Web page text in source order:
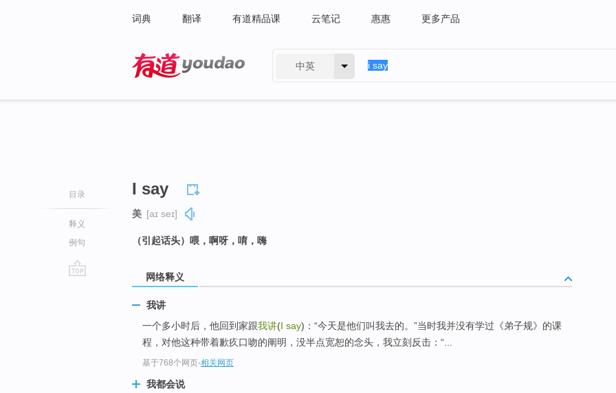
词典 翻译 有道精品课 云笔记 惠惠 更多产品
中英
目录
释义
例句
I say
美 [aɪ seɪ]
（引起话头）喂，啊呀，唷，嗨
网络释义
我讲
一个多小时后，他回到家跟我讲(I say)：“今天是他们叫我去的。”当时我并没有学过《弟子规》的课
程，对他这种带着歉疚口吻的阐明，没半点宽恕的念头，我立刻反击：“...
基于768个网页-相关网页
我都会说